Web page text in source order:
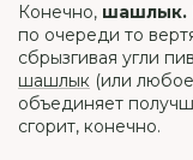
Конечно, шашлык.
по очереди то
сбрызгивая угли
шашлык (или
объединяет
сгорит, конечно.